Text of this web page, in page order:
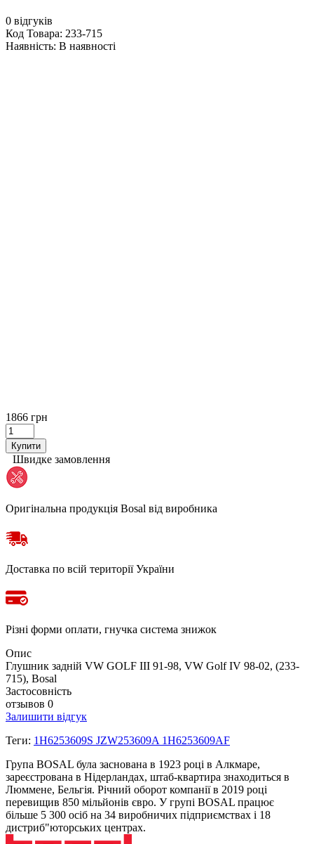
0 відгуків
Код Товара: 233-715
Наявність: В наявності
1866 грн
Купити
Швидке замовлення
Оригінальна продукція Bosal від виробника
Доставка по всій території України
Різні форми оплати, гнучка система знижок
Опис
Глушник задній VW GOLF III 91-98, VW Golf IV 98-02, (233-
715), Bosal
Застосовність
отзывов 0
Залишити відгук
Теги: 1H6253609S JZW253609A 1H6253609AF
Група BOSAL була заснована в 1923 році в Алкмаре,
зареєстрована в Нідерландах, штаб-квартира знаходиться в
Люммене, Бельгія. Річний оборот компанії в 2019 році
перевищив 850 мільйонів євро. У групі BOSAL працює
більше 5 300 осіб на 34 виробничих підприємствах і 18
дистриб"юторських центрах.